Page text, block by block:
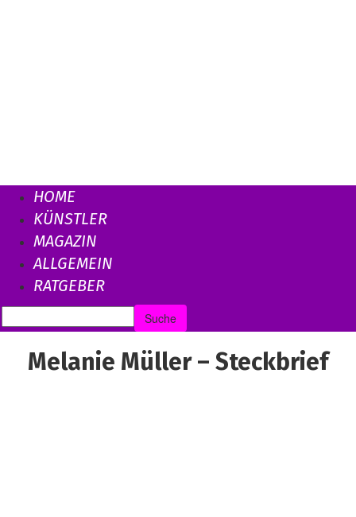
HOME
KÜNSTLER
MAGAZIN
ALLGEMEIN
RATGEBER
Melanie Müller – Steckbrief